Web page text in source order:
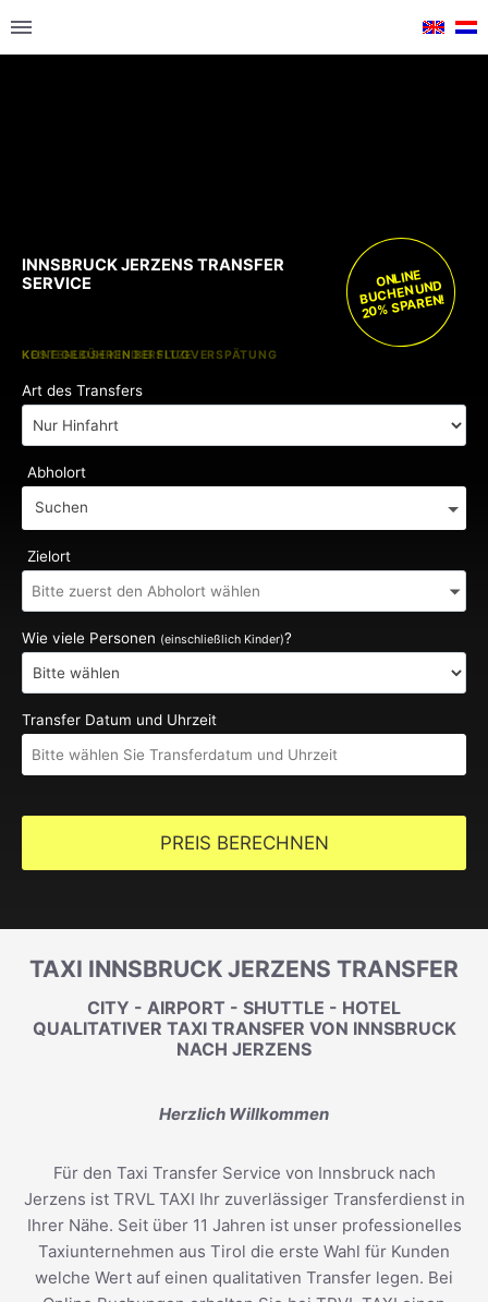
KOSTENLOSE KINDERSITZE
KEINE GEBÜHREN BEI FLUGVERSPÄTUNG
ONLINE
BUCHEN UND
20% SPAREN!
Art des Transfers
Abholort
Suchen
Zielort
Wie viele Personen (einschließlich Kinder)?
Transfer Datum und Uhrzeit
PREIS BERECHNEN
INNSBRUCK JERZENS TRANSFER
SERVICE
TAXI INNSBRUCK JERZENS TRANSFER
CITY - AIRPORT - SHUTTLE - HOTEL
QUALITATIVER TAXI TRANSFER VON INNSBRUCK
NACH JERZENS
Herzlich Willkommen
Für den Taxi Transfer Service von Innsbruck nach
Jerzens ist TRVL TAXI Ihr zuverlässiger Transferdienst in
Ihrer Nähe. Seit über 11 Jahren ist unser professionelles
Taxiunternehmen aus Tirol die erste Wahl für Kunden
welche Wert auf einen qualitativen Transfer legen. Bei